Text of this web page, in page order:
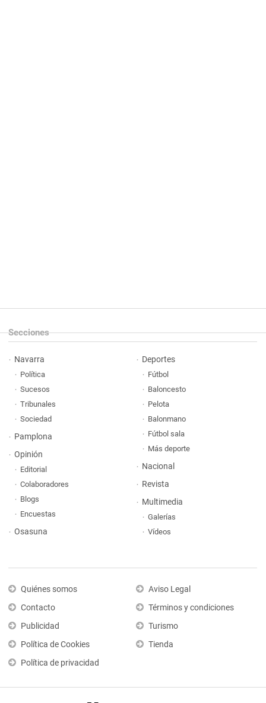
Secciones
Navarra
Política
Sucesos
Tribunales
Sociedad
Pamplona
Opinión
Editorial
Colaboradores
Blogs
Encuestas
Osasuna
Deportes
Fútbol
Baloncesto
Pelota
Balonmano
Fútbol sala
Más deporte
Nacional
Revista
Multimedia
Galerías
Vídeos
Quiénes somos
Contacto
Publicidad
Política de Cookies
Política de privacidad
Aviso Legal
Términos y condiciones
Turismo
Tienda